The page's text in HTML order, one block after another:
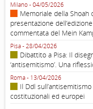
Milano - 04/05/2026
Memoriale della Shoah
presentazione
commentata del Mein
Pisa - 28/04/2026
Dibattito a Pisa: Il
‘antisemitismo’. Una
Roma - 13/04/2026
Il Ddl
costituzionali ed europei